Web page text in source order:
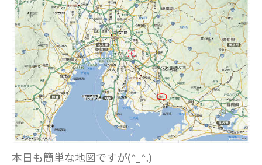
本日も簡単な地図ですが(^_^.)